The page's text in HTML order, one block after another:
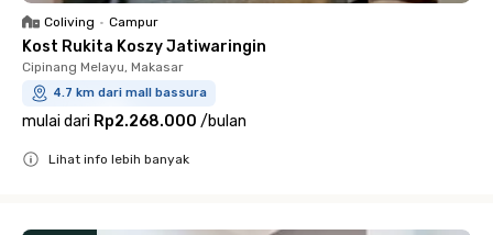
Coliving • Campur
Kost Rukita Koszy Jatiwaringin
Cipinang Melayu, Makasar
4.7 km dari mall bassura
mulai dari Rp2.268.000 /bulan
Lihat info lebih banyak